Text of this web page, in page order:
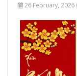
26 February, 2026